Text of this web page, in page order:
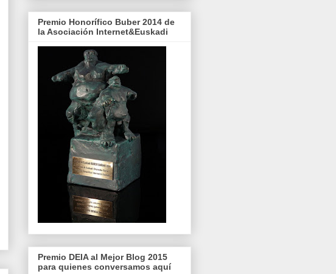
Premio Honorífico Buber 2014 de
la Asociación Internet&Euskadi
Premio DEIA al Mejor Blog 2015
para quienes conversamos aquí